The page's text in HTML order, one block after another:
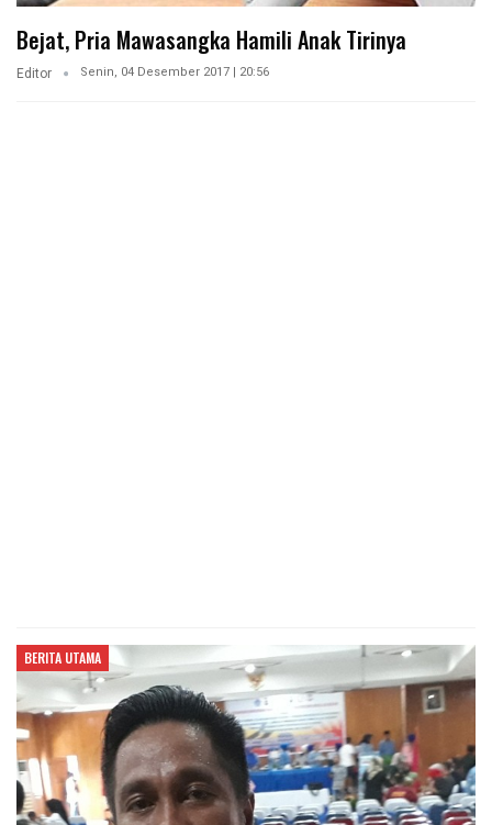
Bejat, Pria Mawasangka Hamili Anak Tirinya
Editor Senin, 04 Desember 2017 | 20:56
BERITA UTAMA